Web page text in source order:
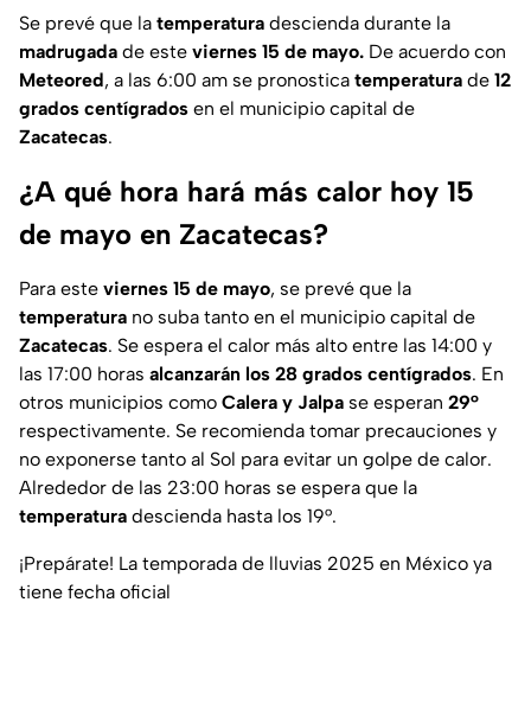
Se prevé que la temperatura descienda durante la
madrugada de este viernes 15 de mayo. De acuerdo con
Meteored, a las 6:00 am se pronostica temperatura de 12
grados centígrados en el municipio capital de
Zacatecas.
¿A qué hora hará más calor hoy 15
de mayo en Zacatecas?
Para este viernes 15 de mayo, se prevé que la
temperatura no suba tanto en el municipio capital de
Zacatecas. Se espera el calor más alto entre las 14:00 y
las 17:00 horas alcanzarán los 28 grados centígrados. En
otros municipios como Calera y Jalpa se esperan 29°
respectivamente. Se recomienda tomar precauciones y
no exponerse tanto al Sol para evitar un golpe de calor.
Alrededor de las 23:00 horas se espera que la
temperatura descienda hasta los 19°.
¡Prepárate! La temporada de lluvias 2025 en México ya
tiene fecha oficial